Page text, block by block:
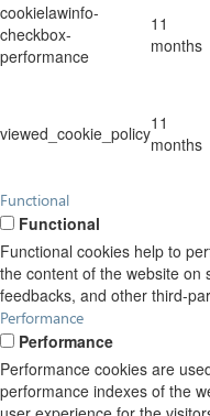
cookielawinfo-
checkbox-
performance
11
months
viewed_cookie_policy11
months
Functional
Functional
Functional cookies help to
the content of the website on
feedbacks, and other third-
Performance
Performance
Performance cookies are
performance indexes of the